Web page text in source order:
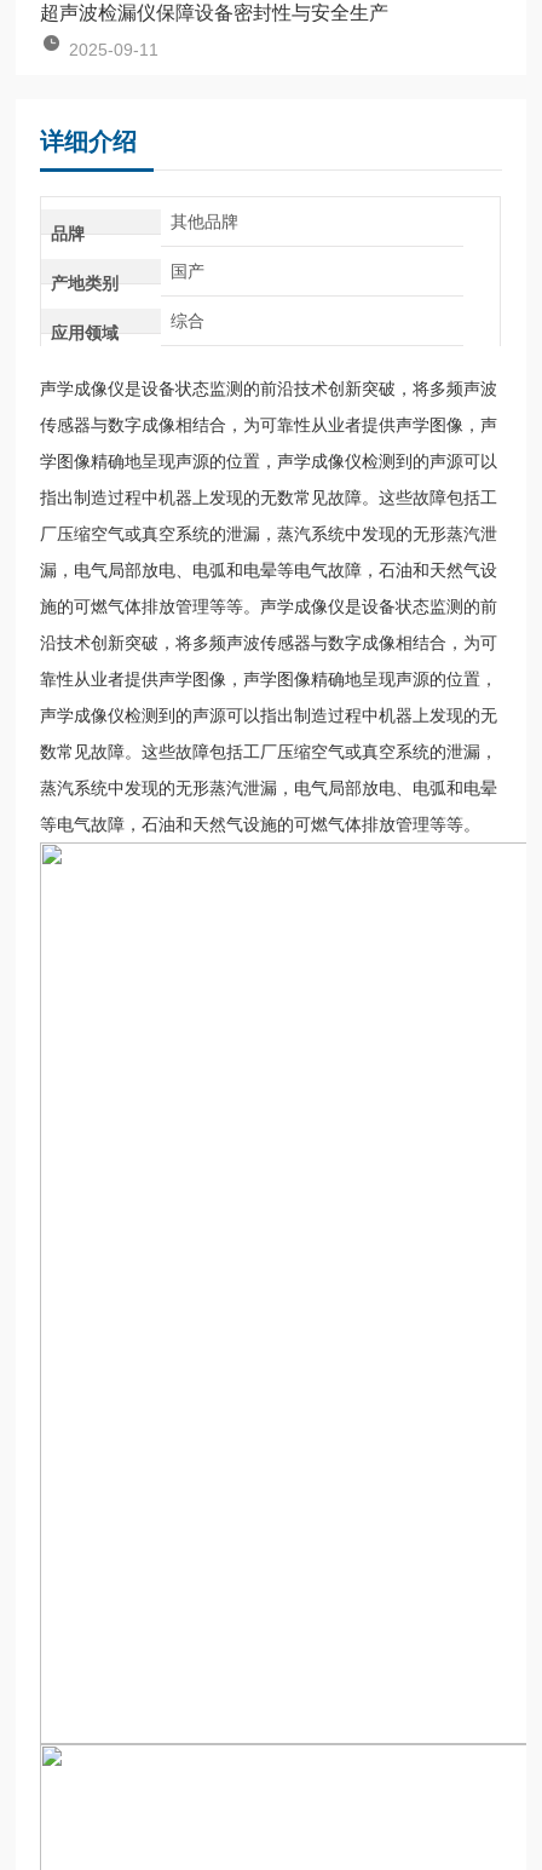
超声波检漏仪保障设备密封性与安全生产
2025-09-11
详细介绍
品牌
其他品牌
产地类别
国产
应用领域
综合
声学成像仪是设备状态监测的前沿技术创新突破，将多频声波
传感器与数字成像相结合，为可靠性从业者提供声学图像，声
学图像精确地呈现声源的位置，声学成像仪检测到的声源可以
指出制造过程中机器上发现的无数常见故障。这些故障包括工
厂压缩空气或真空系统的泄漏，蒸汽系统中发现的无形蒸汽泄
漏，电气局部放电、电弧和电晕等电气故障，石油和天然气设
施的可燃气体排放管理等等。声学成像仪是设备状态监测的前
沿技术创新突破，将多频声波传感器与数字成像相结合，为可
靠性从业者提供声学图像，声学图像精确地呈现声源的位置，
声学成像仪检测到的声源可以指出制造过程中机器上发现的无
数常见故障。这些故障包括工厂压缩空气或真空系统的泄漏，
蒸汽系统中发现的无形蒸汽泄漏，电气局部放电、电弧和电晕
等电气故障，石油和天然气设施的可燃气体排放管理等等。